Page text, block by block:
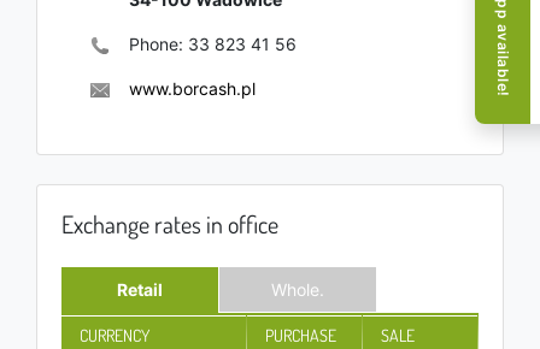
Phone: 33 823 41 56
www.borcash.pl
Exchange rates in office
Retail Whole.
CURRENCY PURCHASE SALE